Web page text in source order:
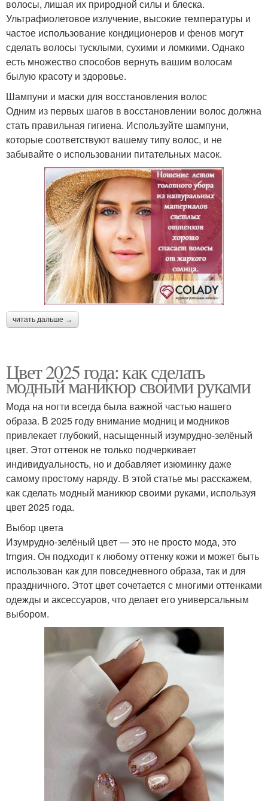
волосы, лишая их природной силы и блеска.
Ультрафиолетовое излучение, высокие температуры и
частое использование кондиционеров и фенов могут
сделать волосы тусклыми, сухими и ломкими. Однако
есть множество способов вернуть вашим волосам
былую красоту и здоровье.
Шампуни и маски для восстановления волос
Одним из первых шагов в восстановлении волос должна
стать правильная гигиена. Используйте шампуни,
которые соответствуют вашему типу волос, и не
забывайте о использовании питательных масок.
читать дальше →
Цвет 2025 года: как сделать
модный маникюр своими руками
Мода на ногти всегда была важной частью нашего
образа. В 2025 году внимание модниц и модников
привлекает глубокий, насыщенный изумрудно-зелёный
цвет. Этот оттенок не только подчеркивает
индивидуальность, но и добавляет изюминку даже
самому простому наряду. В этой статье мы расскажем,
как сделать модный маникюр своими руками, используя
цвет 2025 года.
Выбор цвета
Изумрудно-зелёный цвет — это не просто мода, это
trngия. Он подходит к любому оттенку кожи и может быть
использован как для повседневного образа, так и для
праздничного. Этот цвет сочетается с многими оттенками
одежды и аксессуаров, что делает его универсальным
выбором.